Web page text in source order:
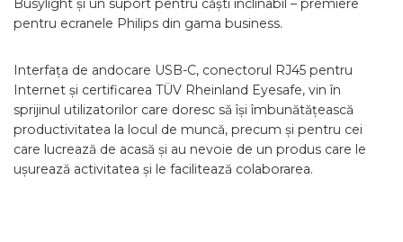
Busylight și un suport pentru căști înclinabil – premiere
pentru ecranele Philips din gama business.
Interfața de andocare USB-C, conectorul RJ45 pentru
Internet și certificarea TÜV Rheinland Eyesafe, vin în
sprijinul utilizatorilor care doresc să își îmbunătățească
productivitatea la locul de muncă, precum și pentru cei
care lucrează de acasă și au nevoie de un produs care le
ușurează activitatea și le facilitează colaborarea.